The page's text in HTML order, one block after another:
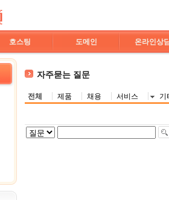
호스팅 도메인 온라인상
자주묻는 질문
전체 제품 채용 서비스 기